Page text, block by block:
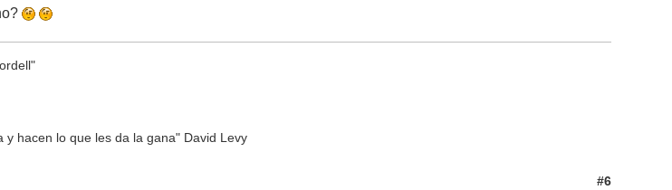
hacen lo que les da la gana" David Levy
#6